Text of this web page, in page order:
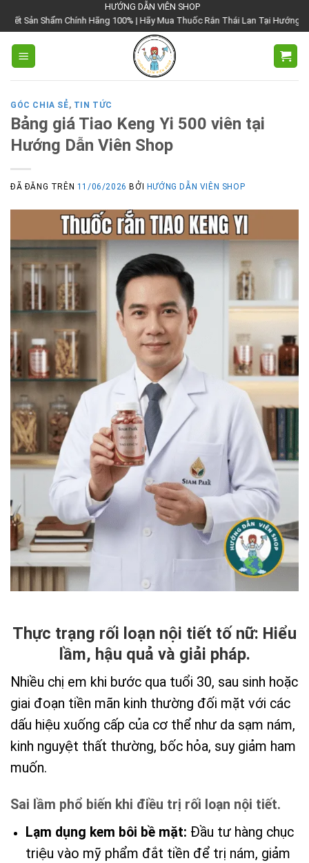
đến
nội
dung
HƯỚNG DẪN VIÊN SHOP
Chính Hãng 100% | Hãy Mua Thuốc Rắn Thái Lan Tại Hướng Dẫn Viên Shop |
GÓC CHIA SẺ, TIN TỨC
Bảng giá Tiao Keng Yi 500 viên tại
Hướng Dẫn Viên Shop
ĐÃ ĐĂNG TRÊN 11/06/2026 BỞI HƯỚNG DẪN VIÊN SHOP
Thực trạng rối loạn nội tiết tố nữ: Hiểu
lầm, hậu quả và giải pháp.
Nhiều chị em khi bước qua tuổi 30, sau sinh hoặc
giai đoạn tiền mãn kinh thường đối mặt với các
dấu hiệu xuống cấp của cơ thể như da sạm nám,
kinh nguyệt thất thường, bốc hỏa, suy giảm ham
muốn.
Sai lầm phổ biến khi điều trị rối loạn nội tiết.
Lạm dụng kem bôi bề mặt: Đầu tư hàng chục
triệu vào mỹ phẩm đắt tiền để trị nám, giảm